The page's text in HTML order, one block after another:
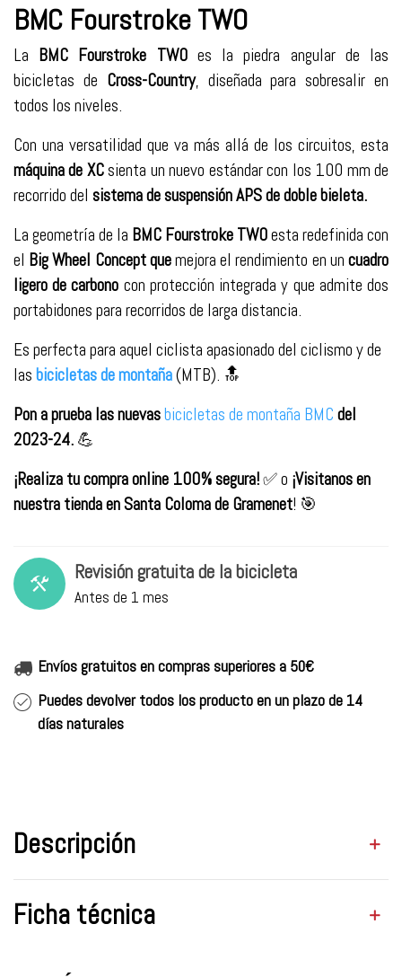
BMC Fourstroke TWO
La BMC Fourstroke TWOes la piedra angular de las
bicicletas de Cross-Country, diseñada para sobresalir en
todos los niveles.
Con una versatilidad que va más allá de los circuitos, esta
máquina de XCsienta un nuevo estándar con los 100 mm de
recorrido del sistema de suspensión APS de doble bieleta.
La geometría de la BMC Fourstroke TWOesta redefinida con
el Big Wheel Concept quemejora el rendimiento en uncuadro
ligero de carbono con protección integrada y que admite dos
portabidones para recorridos de larga distancia.
Es perfecta para aquel ciclista apasionado del ciclismo y de
las bicicletas de montaña(MTB). 🔝
Pon a prueba las nuevasbicicletas de montaña BMC del
2023-24. 💪
¡Realiza tu compra online 100% segura!✅ o ¡Visitanos en
nuestra tienda en Santa Coloma de Gramenet! 🎯
Revisión gratuita de la bicicleta
Antes de 1 mes
Envíos gratuitos en compras superiores a 50€
Puedes devolver todos los producto en un plazo de 14
días naturales
Descripción
Ficha técnica